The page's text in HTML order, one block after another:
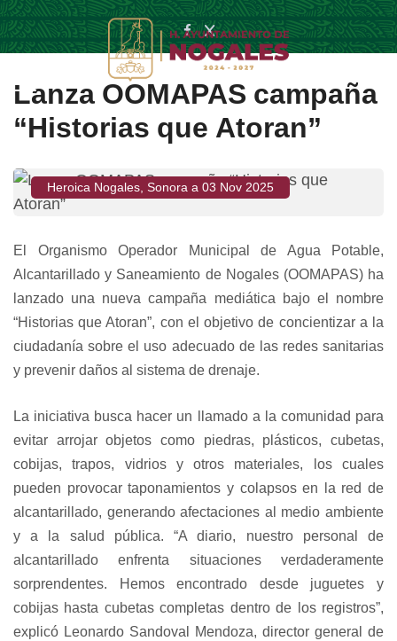
Lanza OOMAPAS campaña
“Historias que Atoran”
Heroica Nogales, Sonora a 03 Nov 2025
El Organismo Operador Municipal de Agua Potable,
Alcantarillado y Saneamiento de Nogales (OOMAPAS) ha
lanzado una nueva campaña mediática bajo el nombre
“Historias que Atoran”, con el objetivo de concientizar a la
ciudadanía sobre el uso adecuado de las redes sanitarias
y prevenir daños al sistema de drenaje.
La iniciativa busca hacer un llamado a la comunidad para
evitar arrojar objetos como piedras, plásticos, cubetas,
cobijas, trapos, vidrios y otros materiales, los cuales
pueden provocar taponamientos y colapsos en la red de
alcantarillado, generando afectaciones al medio ambiente
y a la salud pública. “A diario, nuestro personal de
alcantarillado enfrenta situaciones verdaderamente
sorprendentes. Hemos encontrado desde juguetes y
cobijas hasta cubetas completas dentro de los registros”,
explicó Leonardo Sandoval Mendoza, director general de